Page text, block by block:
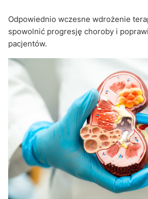
Odpowiednio wczesne wdrożenie
spowolnić progresję choroby i
pacjentów.